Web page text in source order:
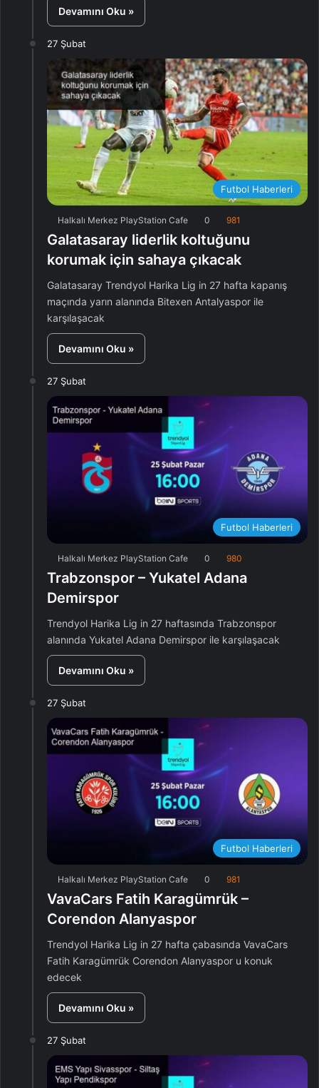
Devamını Oku »
27 Şubat
Futbol Haberleri
Halkalı Merkez PlayStation Cafe 0 981
Galatasaray liderlik koltuğunu
korumak için sahaya çıkacak
Galatasaray Trendyol Harika Lig in 27 hafta kapanış
maçında yarın alanında Bitexen Antalyaspor ile
karşılaşacak
Devamını Oku »
27 Şubat
Futbol Haberleri
Halkalı Merkez PlayStation Cafe 0 980
Trabzonspor – Yukatel Adana
Demirspor
Trendyol Harika Lig in 27 haftasında Trabzonspor
alanında Yukatel Adana Demirspor ile karşılaşacak
Devamını Oku »
27 Şubat
Futbol Haberleri
Halkalı Merkez PlayStation Cafe 0 981
VavaCars Fatih Karagümrük –
Corendon Alanyaspor
Trendyol Harika Lig in 27 hafta çabasında VavaCars
Fatih Karagümrük Corendon Alanyaspor u konuk
edecek
Devamını Oku »
27 Şubat